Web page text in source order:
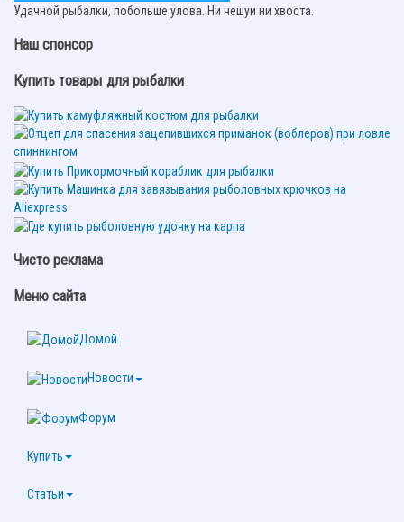
Удачной рыбалки, побольше улова. Ни чешуи ни хвоста.
Наш спонсор
Купить товары для рыбалки
Чисто реклама
Меню сайта
Домой
Новости
Форум
Купить
Статьи